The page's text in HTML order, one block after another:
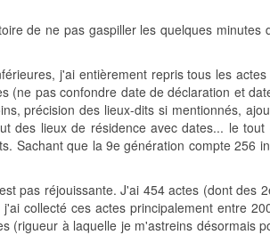
de ne pas gaspiller les quelques minutes
j'ai entièrement repris tous les
(ne pas confondre date de déclaration et
précision des lieux-dits si mentionnés,
des lieux de résidence avec dates... le tout
Sachant que la 9e génération compte 256
pas réjouissante. J'ai 454 actes (dont des
collecté ces actes principalement entre
(rigueur à laquelle je m'astreins désormais